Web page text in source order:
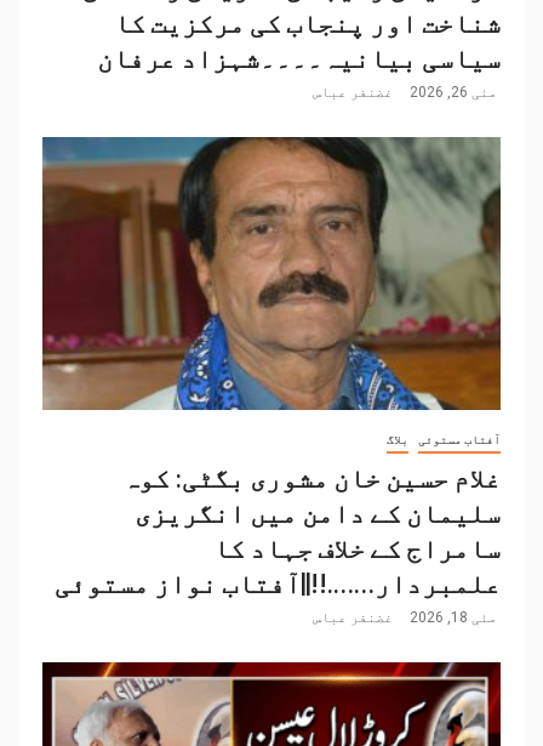
شناخت اور پنجاب کی مرکزیت کا
سیاسی بیانیہ۔۔۔۔شہزاد عرفان
مئی 26, 2026 غضنفر عباس
آفتاب مستوئی بلاگ
غلام حسین خان مشوری بگٹی: کوہ
سلیمان کے دامن میں انگریزی
سامراج کے خلاف جہاد کا
علمبردار…….!!||آفتاب نواز مستوئی
مئی 18, 2026 غضنفر عباس